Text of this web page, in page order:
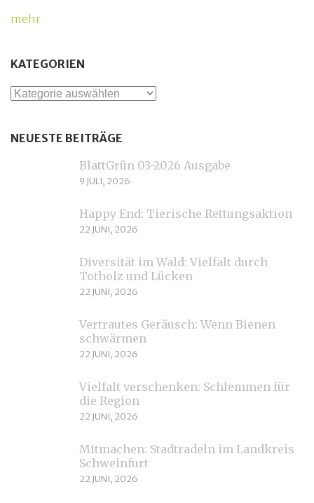
mehr
KATEGORIEN
Kategorien
NEUESTE BEITRÄGE
BlattGrün 03-2026 Ausgabe
9 JULI, 2026
Happy End: Tierische Rettungsaktion
22 JUNI, 2026
Diversität im Wald: Vielfalt durch
Totholz und Lücken
22 JUNI, 2026
Vertrautes Geräusch: Wenn Bienen
schwärmen
22 JUNI, 2026
Vielfalt verschenken: Schlemmen für
die Region
22 JUNI, 2026
Mitmachen: Stadtradeln im Landkreis
Schweinfurt
22 JUNI, 2026